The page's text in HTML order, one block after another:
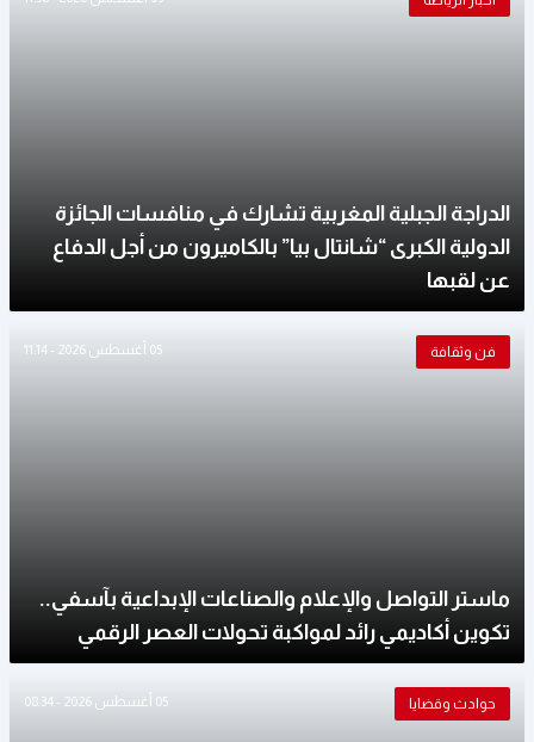
الدراجة الجبلية المغربية تشارك في منافسات الجائزة
الدولية الكبرى “شانتال بيا” بالكاميرون من أجل الدفاع
عن لقبها
فن وثقافة 05 أغسطس 2026 - 11:14
ماستر التواصل والإعلام والصناعات الإبداعية بآسفي..
تكوين أكاديمي رائد لمواكبة تحولات العصر الرقمي
حوادث وقضايا 05 أغسطس 2026 - 08:34